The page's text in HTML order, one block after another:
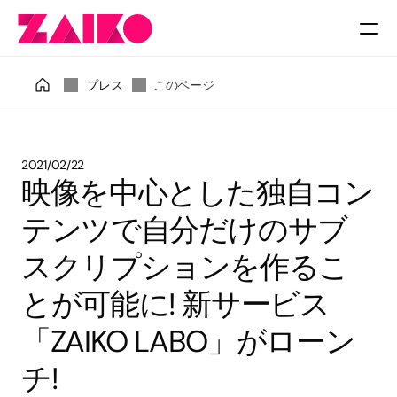
プレス このページ
2021/02/22
映像を中心とした独自コン
テンツで自分だけのサブ
スクリプションを作るこ
とが可能に! 新サービス
「ZAIKO LABO」がローン
チ!